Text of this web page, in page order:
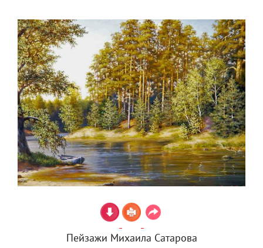
Пейзажи Михаила Сатарова